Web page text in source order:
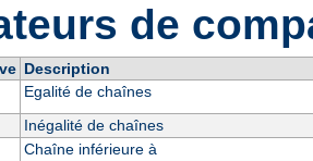
de
Description
Egalité de chaînes
Inégalité de chaînes
Chaîne inférieure à